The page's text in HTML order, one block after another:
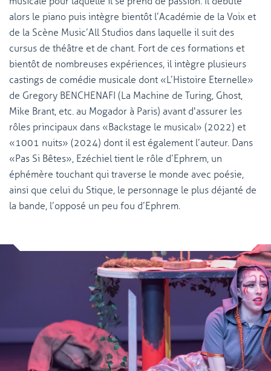
alors le piano puis intègre bientôt l’Académie de la Voix et
de la Scène Music’All Studios dans laquelle il suit des
cursus de théâtre et de chant. Fort de ces formations et
bientôt de nombreuses expériences, il intègre plusieurs
castings de comédie musicale dont « L’Histoire Eternelle »
de Gregory BENCHENAFI (La Machine de Turing, Ghost,
Mike Brant, etc. au Mogador à Paris) avant d'assurer les
rôles principaux dans « Backstage le musical » (2022) et
« 1001 nuits » (2024) dont il est également l’auteur. Dans
« Pas Si Bêtes », Ezéchiel tient le rôle d’Ephrem, un
éphémère touchant qui traverse le monde avec poésie,
ainsi que celui du Stique, le personnage le plus déjanté de
la bande, l’opposé un peu fou d’Ephrem.